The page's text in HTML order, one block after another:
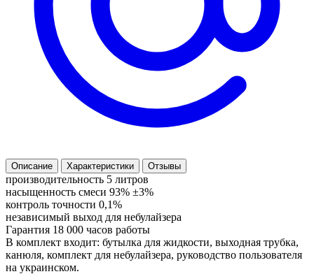
Описание Характеристики Отзывы
производительность 5 литров
насыщенность смеси 93% ±3%
контроль точности 0,1%
независимый выход для небулайзера
Гарантия 18 000 часов работы
В комплект входит: бутылка для жидкости, выходная трубка,
канюля, комплект для небулайзера, руководство пользователя
на украинском.